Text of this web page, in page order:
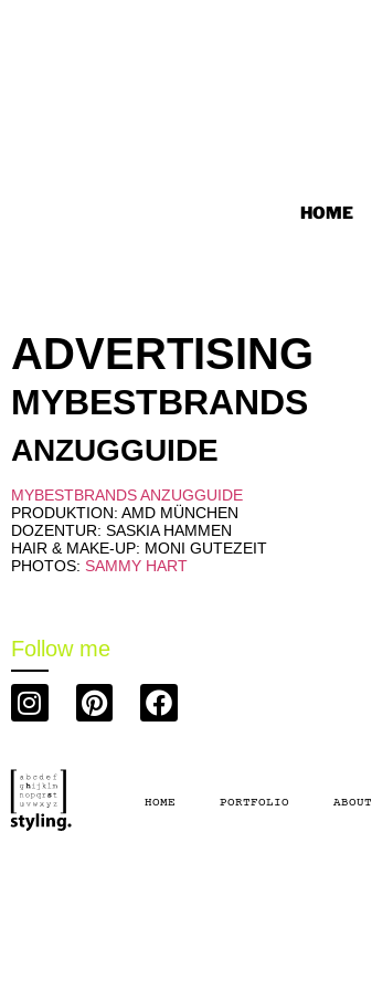
HOME
ADVERTISING
MYBESTBRANDS
ANZUGGUIDE
MYBESTBRANDS ANZUGGUIDE
PRODUKTION: AMD MÜNCHEN
DOZENTUR: SASKIA HAMMEN
HAIR & MAKE-UP: MONI GUTEZEIT
PHOTOS: SAMMY HART
Follow me
HOME PORTFOLIO ABOUT